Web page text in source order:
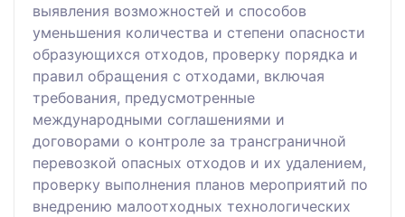
выявления возможностей и способов
уменьшения количества и степени опасности
образующихся отходов, проверку порядка и
правил обращения с отходами, включая
требования, предусмотренные
международными соглашениями и
договорами о контроле за трансграничной
перевозкой опасных отходов и их удалением,
проверку выполнения планов мероприятий по
внедрению малоотходных технологических